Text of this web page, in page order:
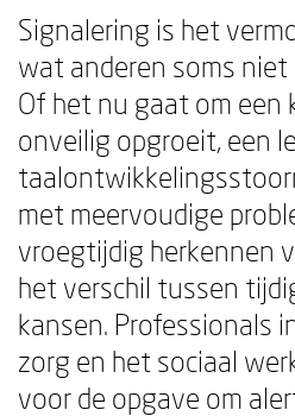
Signalering is het
wat anderen soms
Of het nu gaat om een
onveilig opgroeit, een
met meervoudige
vroegtijdig herkennen
het verschil tussen
kansen. Professionals
zorg en het sociaal
voor de opgave om